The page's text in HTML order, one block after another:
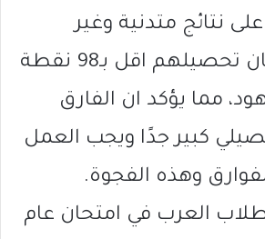
نتائج متدنية وغير
مرضية، حيث كان تحصيلهم اقل بـ98 نقطة
مما يؤكد ان الفارق
كبير جدًا ويجب العمل
وهذه الفجوة.
العرب في امتحان عام